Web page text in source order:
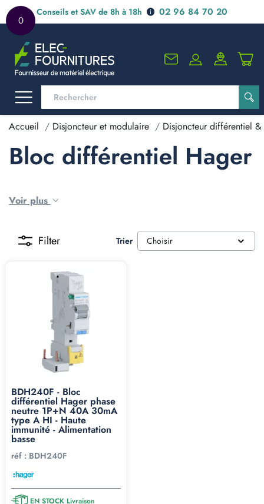
0
Conseils et SAV de 8h à 18h 02 96 84 70 20
Accueil Disjoncteur et modulaire Disjoncteur différentiel
Bloc différentiel Hager
Voir plus
Filter Trier Choisir
BDH240F - Bloc
différentiel Hager phase
neutre 1P+N 40A 30mA
type A HI - Haute
immunité - Alimentation
basse
réf : BDH240F
EN STOCK Livraison